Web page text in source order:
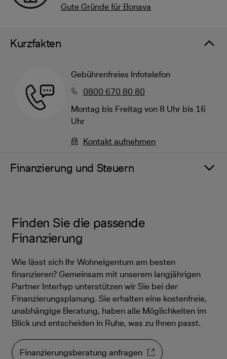
Gute Gründe für Bonava
Kurzfakten
Gebührenfreies Infotelefon
0800 670 80 80
Montag bis Freitag von 8 Uhr bis 16
Uhr
Kontakt aufnehmen
Finanzierung und Steuern
Finden Sie die passende
Finanzierung
Wie lässt sich Ihr Wohneigentum am besten
finanzieren? Gemeinsam mit unserem langjährigen
Partner Interhyp unterstützen wir Sie bei der
Finanzierungsplanung. Sie erhalten eine kostenfreie,
unabhängige Beratung, haben alle Möglichkeiten im
Blick und entscheiden in Ruhe, was zu Ihnen passt.
Finanzierungsberatung anfragen